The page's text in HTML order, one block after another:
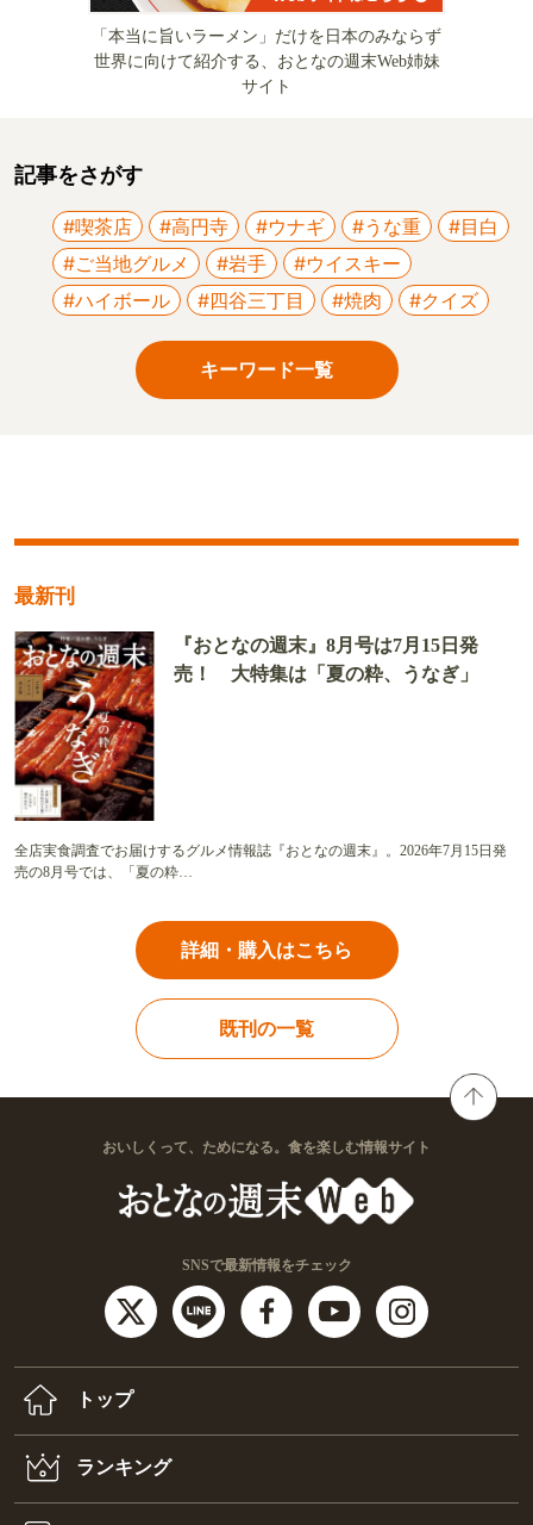
「本当に旨いラーメン」だけを日本のみならず
世界に向けて紹介する、おとなの週末Web姉妹
サイト
記事をさがす
#喫茶店 #高円寺 #ウナギ #うな重
#目白
#ご当地グルメ
#岩手
#ウイスキー
#ハイボール
#四谷三丁目 #焼肉 #クイズ
キーワード一覧
最新刊
『おとなの週末』8月号は7月15日発
売！ 大特集は「夏の粋、うなぎ」
全店実食調査でお届けするグルメ情報誌『おとなの週末』。2026年7月15日発
売の8月号では、「夏の粋…
詳細・購入はこちら
既刊の一覧
おいしくって、ためになる。食を楽しむ情報サイト
SNSで最新情報をチェック
トップ
ランキング